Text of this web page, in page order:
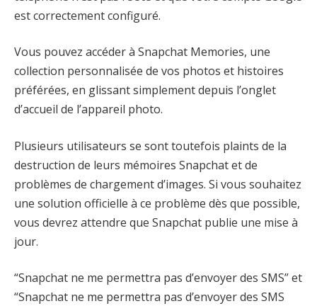
est correctement configuré.
Vous pouvez accéder à Snapchat Memories, une
collection personnalisée de vos photos et histoires
préférées, en glissant simplement depuis l’onglet
d’accueil de l’appareil photo.
Plusieurs utilisateurs se sont toutefois plaints de la
destruction de leurs mémoires Snapchat et de
problèmes de chargement d’images. Si vous souhaitez
une solution officielle à ce problème dès que possible,
vous devrez attendre que Snapchat publie une mise à
jour.
“Snapchat ne me permettra pas d’envoyer des SMS” et
“Snapchat ne me permettra pas d’envoyer des SMS